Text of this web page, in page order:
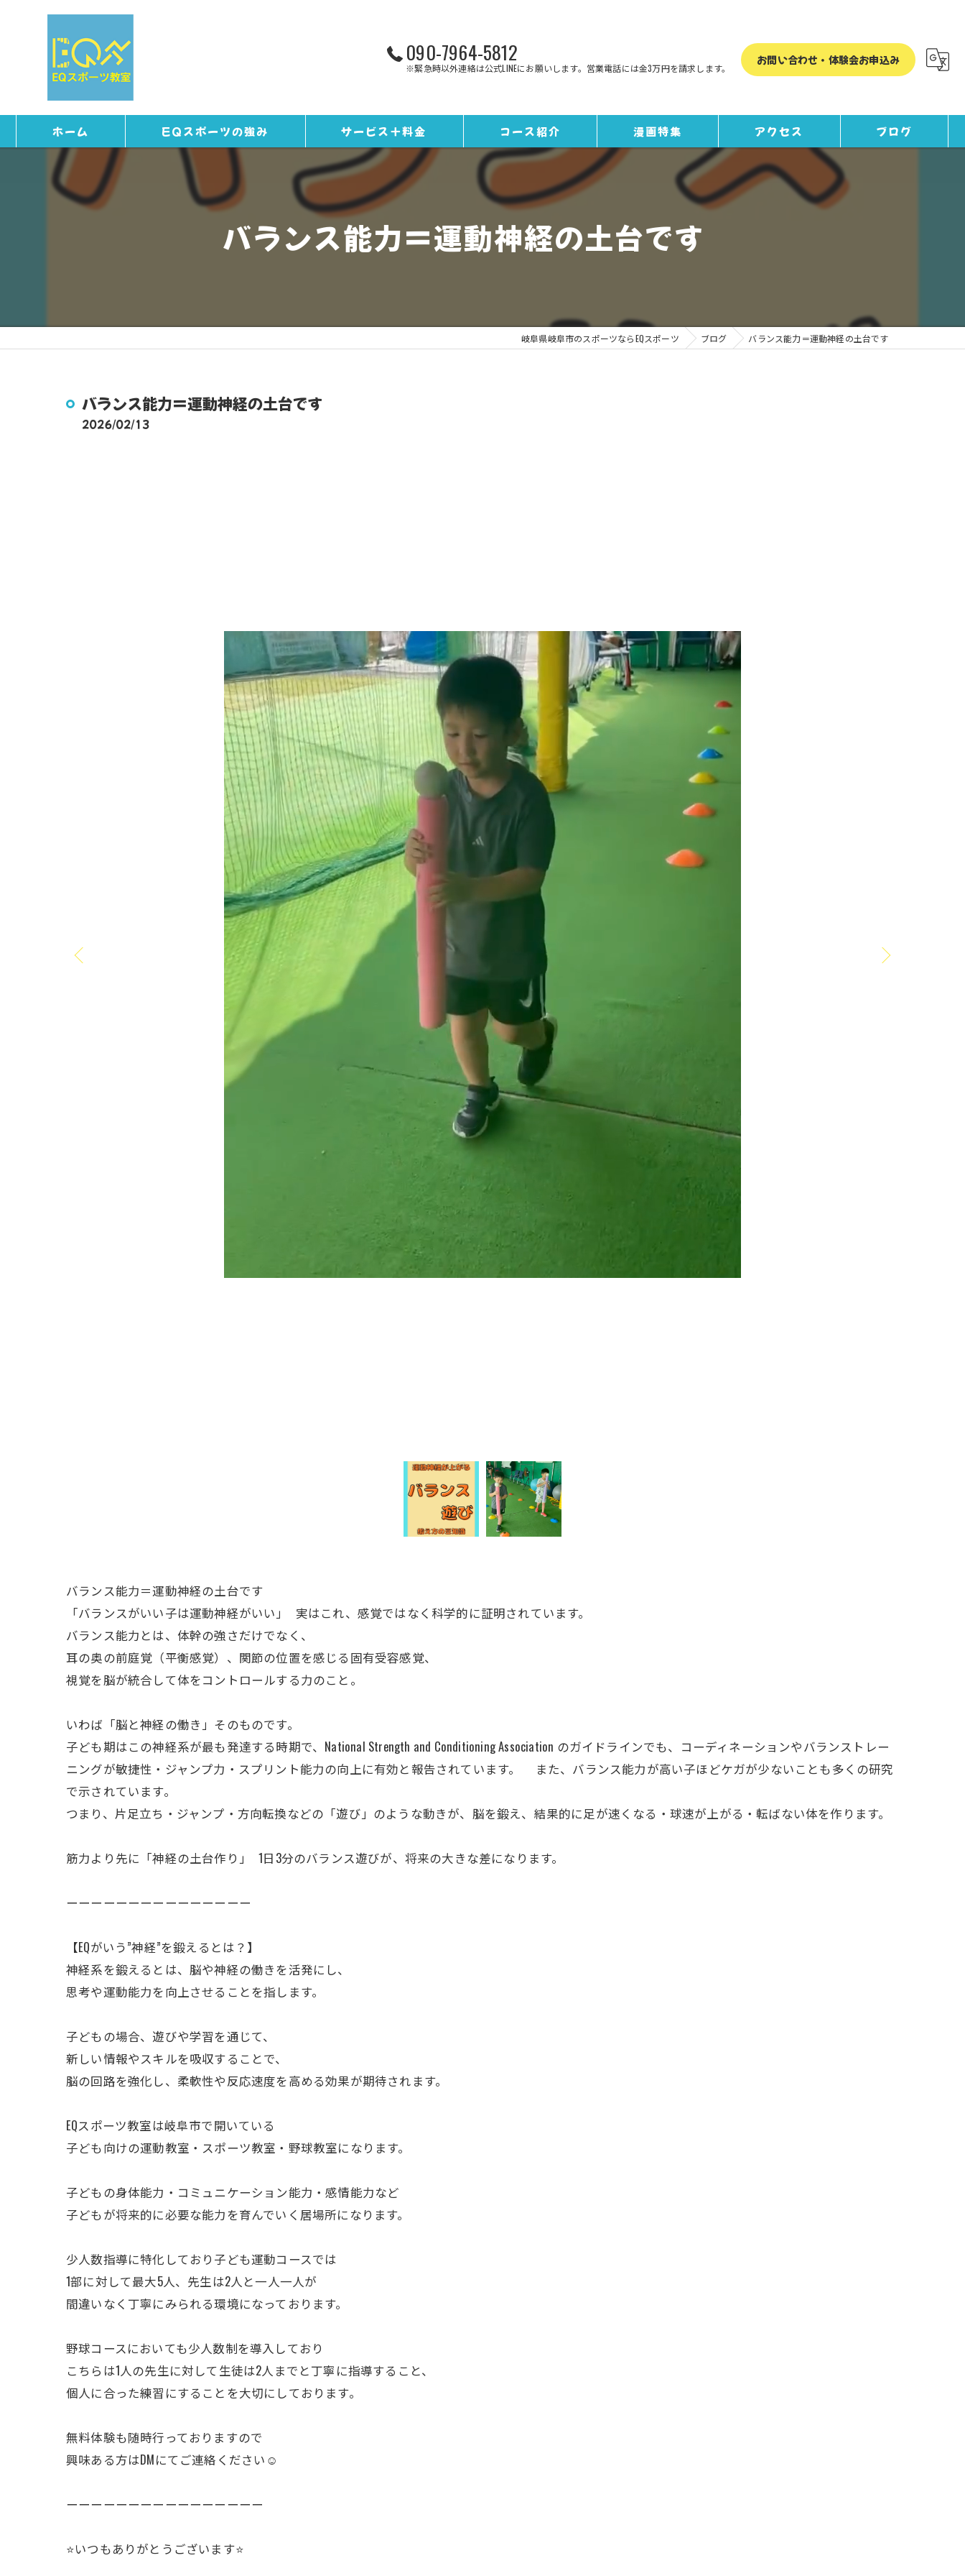
090-7964-5812
※緊急時以外連絡は公式LINEにお願いします。営業電話には金3万円を請求します。
お問い合わせ・体験会お申込み
ホーム EQスポーツの強み サービス＋料金
お客様の声
ギャラリー
スタッフ紹介
コース紹介
トレーニングコース
野球コース
漫画特集 アクセス ブログ
バランス能力＝運動神経の土台です
岐阜県岐阜市のスポーツならEQスポーツ ブログ バランス能力＝運動神経の土台です
バランス能力＝運動神経の土台です
2026/02/13
バランス能力＝運動神経の土台です
「バランスがいい子は運動神経がいい」 実はこれ、感覚ではなく科学的に証明されています。
バランス能力とは、体幹の強さだけでなく、
耳の奥の前庭覚（平衡感覚）、関節の位置を感じる固有受容感覚、
視覚を脳が統合して体をコントロールする力のこと。
いわば「脳と神経の働き」そのものです。
子ども期はこの神経系が最も発達する時期で、National Strength and Conditioning Association のガイドラインでも、コーディネーションやバランストレー
ニングが敏捷性・ジャンプ力・スプリント能力の向上に有効と報告されています。 また、バランス能力が高い子ほどケガが少ないことも多くの研究
で示されています。
つまり、片足立ち・ジャンプ・方向転換などの「遊び」のような動きが、脳を鍛え、結果的に足が速くなる・球速が上がる・転ばない体を作ります。
筋力より先に「神経の土台作り」 1日3分のバランス遊びが、将来の大きな差になります。
ーーーーーーーーーーーーーーー
【EQがいう”神経”を鍛えるとは？】
神経系を鍛えるとは、脳や神経の働きを活発にし、
思考や運動能力を向上させることを指します。
子どもの場合、遊びや学習を通じて、
新しい情報やスキルを吸収することで、
脳の回路を強化し、柔軟性や反応速度を高める効果が期待されます。
EQスポーツ教室は岐阜市で開いている
子ども向けの運動教室・スポーツ教室・野球教室になります。
子どもの身体能力・コミュニケーション能力・感情能力など
子どもが将来的に必要な能力を育んでいく居場所になります。
少人数指導に特化しており子ども運動コースでは
1部に対して最大5人、先生は2人と一人一人が
間違いなく丁寧にみられる環境になっております。
野球コースにおいても少人数制を導入しており
こちらは1人の先生に対して生徒は2人までと丁寧に指導すること、
個人に合った練習にすることを大切にしております。
無料体験も随時行っておりますので
興味ある方はDMにてご連絡ください☺️
ーーーーーーーーーーーーーーーー
⭐️いつもありがとうございます⭐️